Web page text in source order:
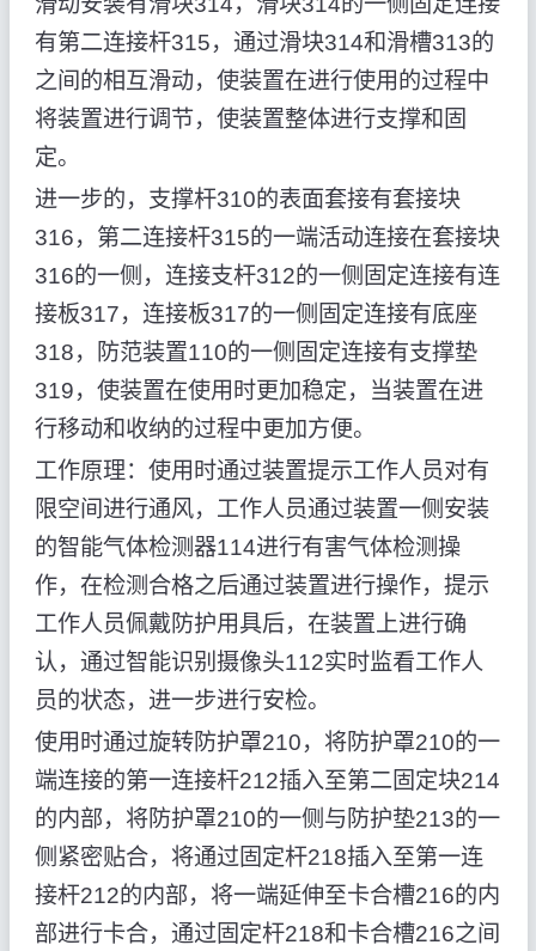
有第二连接杆315，通过滑块314和滑槽313的
之间的相互滑动，使装置在进行使用的过程中
将装置进行调节，使装置整体进行支撑和固
定。
进一步的，支撑杆310的表面套接有套接块
316，第二连接杆315的一端活动连接在套接块
316的一侧，连接支杆312的一侧固定连接有连
接板317，连接板317的一侧固定连接有底座
318，防范装置110的一侧固定连接有支撑垫
319，使装置在使用时更加稳定，当装置在进
行移动和收纳的过程中更加方便。
工作原理：使用时通过装置提示工作人员对有
限空间进行通风，工作人员通过装置一侧安装
的智能气体检测器114进行有害气体检测操
作，在检测合格之后通过装置进行操作，提示
工作人员佩戴防护用具后，在装置上进行确
认，通过智能识别摄像头112实时监看工作人
员的状态，进一步进行安检。
使用时通过旋转防护罩210，将防护罩210的一
端连接的第一连接杆212插入至第二固定块214
的内部，将防护罩210的一侧与防护垫213的一
侧紧密贴合，将通过固定杆218插入至第一连
接杆212的内部，将一端延伸至卡合槽216的内
部进行卡合，通过固定杆218和卡合槽216之间